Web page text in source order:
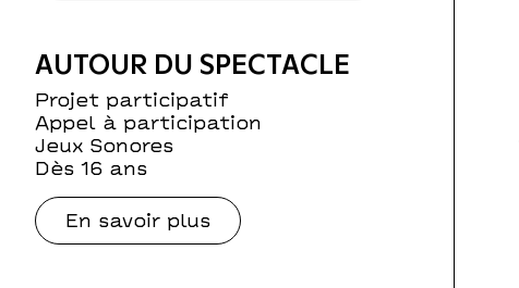
AUTOUR DU SPECTACLE
Projet participatif
Appel à participation
Jeux Sonores
Dès 16 ans
En savoir plus